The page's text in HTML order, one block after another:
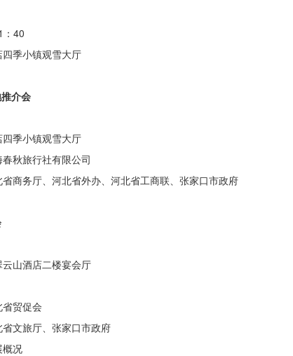
：40
季小镇观雪大厅
介会
季小镇观雪大厅
秋旅行社有限公司
商务厅、河北省外办、河北省工商联、张家口市政府
山酒店二楼宴会厅
贸促会
文旅厅、张家口市政府
概况